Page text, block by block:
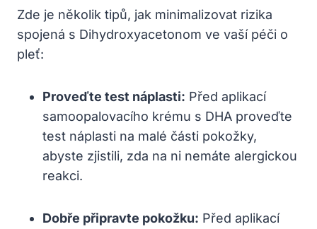
Zde je několik tipů, jak minimalizovat rizika
spojená s Dihydroxyacetonom ve vaší péči o
pleť:
Proveďte test náplasti: Před aplikací
samoopalovacího krému s DHA proveďte
test náplasti na malé části pokožky,
abyste zjistili, zda na ni nemáte alergickou
reakci.
Dobře připravte pokožku: Před aplikací